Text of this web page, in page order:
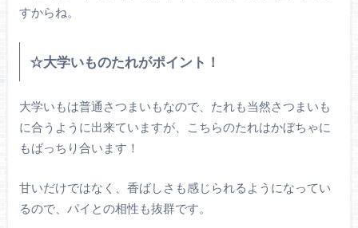
すからね。
☆大学いものたれがポイント！
大学いもは普通さつまいもなので、たれも当然さつまいも
に合うように出来ていますが、こちらのたれはかぼちゃに
もばっちり合います！
甘いだけではなく、香ばしさも感じられるようになってい
るので、パイとの相性も抜群です。